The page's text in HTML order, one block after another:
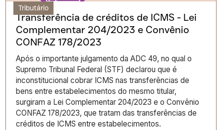
Tributário
Transferência de créditos de ICMS - Lei
Complementar 204/2023 e Convênio
CONFAZ 178/2023
Após o importante julgamento da ADC 49, no qual o
Supremo Tribunal Federal (STF) declarou que é
inconstitucional cobrar ICMS nas transferências de
bens entre estabelecimentos do mesmo titular,
surgiram a Lei Complementar 204/2023 e o Convênio
CONFAZ 178/2023, que tratam das transferências de
créditos de ICMS entre estabelecimentos.